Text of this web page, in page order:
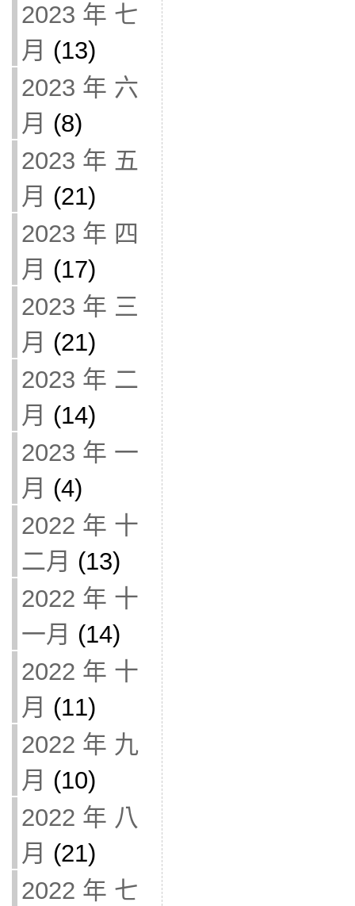
2023 年 七
月 (13)
2023 年 六
月 (8)
2023 年 五
月 (21)
2023 年 四
月 (17)
2023 年 三
月 (21)
2023 年 二
月 (14)
2023 年 一
月 (4)
2022 年 十
二月 (13)
2022 年 十
一月 (14)
2022 年 十
月 (11)
2022 年 九
月 (10)
2022 年 八
月 (21)
2022 年 七